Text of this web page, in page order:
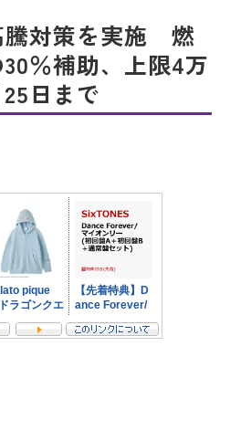
騰対策を実施 燃
％補助、上限4万
日まで